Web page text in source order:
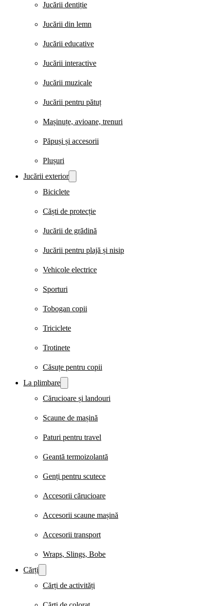
Jucării dentiție
Jucării din lemn
Jucării educative
Jucării interactive
Jucării muzicale
Jucării pentru pătuț
Mașinuțe, avioane, trenuri
Păpuși și accesorii
Plușuri
Jucării exterior
Biciclete
Căști de protecție
Jucării de grădină
Jucării pentru plajă și nisip
Vehicole electrice
Sporturi
Tobogan copii
Triciclete
Trotinete
Căsuțe pentru copii
La plimbare
Cărucioare și landouri
Scaune de mașină
Paturi pentru travel
Geantă termoizolantă
Genți pentru scutece
Accesorii cărucioare
Accesorii scaune mașină
Accesorii transport
Wraps, Slings, Bobe
Cărți
Cărți de activități